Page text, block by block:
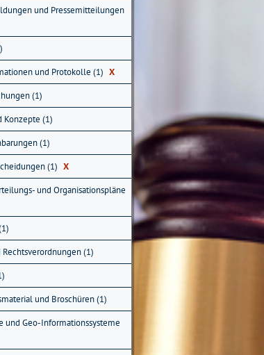
und Pressemitteilungen
und Protokolle (1) X
(1)
Konzepte (1)
(1)
(1) X
und Organisationspläne
Rechtsverordnungen (1)
und Broschüren (1)
und Geo-Informationssysteme